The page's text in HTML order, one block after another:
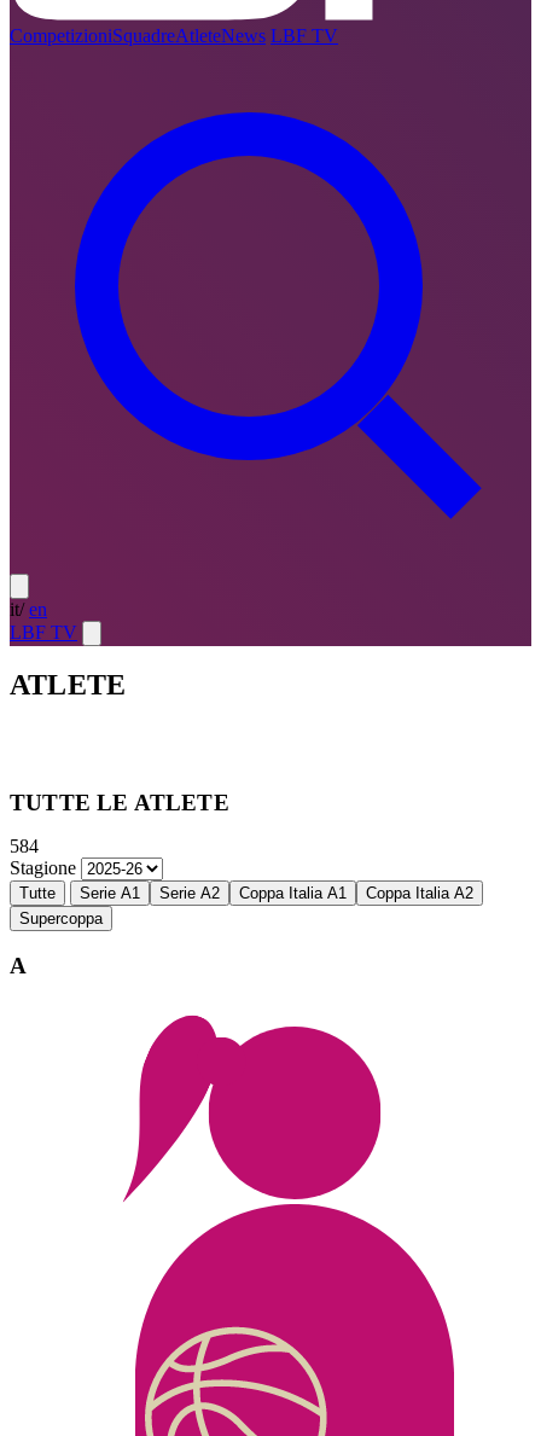
CompetizioniSquadreAtleteNews LBF TV
it/ en
LBF TV
ATLETE
TUTTE LE ATLETE
584
Stagione
Tutte Serie A1 Serie A2 Coppa Italia A1
Coppa Italia A2
Supercoppa
A